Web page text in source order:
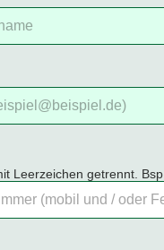
Leerzeichen getrennt.